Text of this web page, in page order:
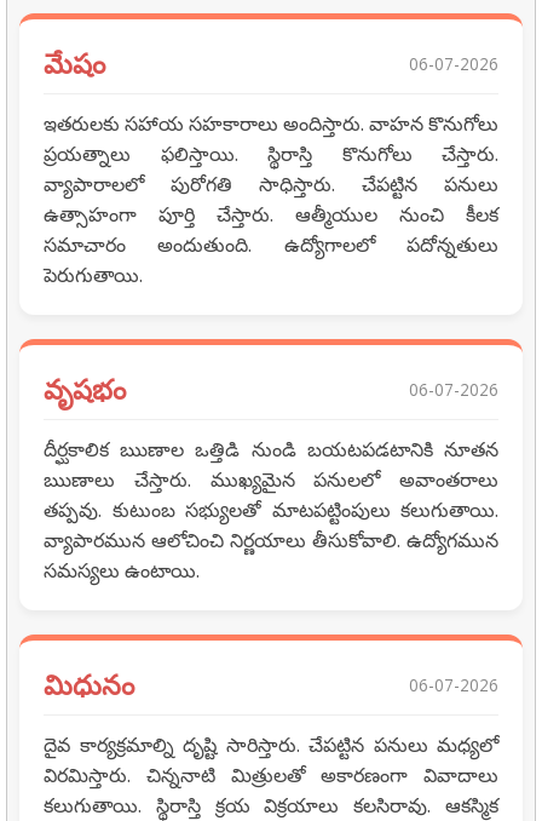
మేషం 06-07-2026
ఇతరులకు సహాయ సహకారాలు అందిస్తారు. వాహన కొనుగోలు
ప్రయత్నాలు ఫలిస్తాయి. స్థిరాస్తి కొనుగోలు చేస్తారు.
వ్యాపారాలలో పురోగతి సాధిస్తారు. చేపట్టిన పనులు
ఉత్సాహంగా పూర్తి చేస్తారు. ఆత్మీయుల నుంచి కీలక
సమాచారం అందుతుంది. ఉద్యోగాలలో పదోన్నతులు
పెరుగుతాయి.
వృషభం 06-07-2026
దీర్ఘకాలిక ఋణాల ఒత్తిడి నుండి బయటపడటానికి నూతన
ఋణాలు చేస్తారు. ముఖ్యమైన పనులలో అవాంతరాలు
తప్పవు. కుటుంబ సభ్యులతో మాటపట్టింపులు కలుగుతాయి.
వ్యాపారమున ఆలోచించి నిర్ణయాలు తీసుకోవాలి. ఉద్యోగమున
సమస్యలు ఉంటాయి.
మిధునం 06-07-2026
దైవ కార్యక్రమాల్ని దృష్టి సారిస్తారు. చేపట్టిన పనులు మధ్యలో
విరమిస్తారు. చిన్ననాటి మిత్రులతో అకారణంగా వివాదాలు
కలుగుతాయి. స్థిరాస్తి క్రయ విక్రయాలు కలసిరావు. ఆకస్మిక